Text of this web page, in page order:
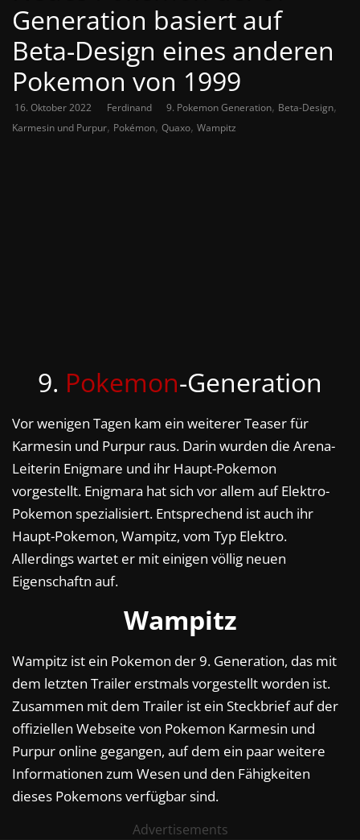
Generation basiert auf
Beta-Design eines anderen
Pokemon von 1999
16. Oktober 2022 Ferdinand 9. Pokemon Generation, Beta-Design,
Karmesin und Purpur, Pokémon, Quaxo, Wampitz
9. Pokemon-Generation
Vor wenigen Tagen kam ein weiterer Teaser für
Karmesin und Purpur raus. Darin wurden die Arena-
Leiterin Enigmare und ihr Haupt-Pokemon
vorgestellt. Enigmara hat sich vor allem auf Elektro-
Pokemon spezialisiert. Entsprechend ist auch ihr
Haupt-Pokemon, Wampitz, vom Typ Elektro.
Allerdings wartet er mit einigen völlig neuen
Eigenschaftn auf.
Wampitz
Wampitz ist ein Pokemon der 9. Generation, das mit
dem letzten Trailer erstmals vorgestellt worden ist.
Zusammen mit dem Trailer ist ein Steckbrief auf der
offiziellen Webseite von Pokemon Karmesin und
Purpur online gegangen, auf dem ein paar weitere
Informationen zum Wesen und den Fähigkeiten
dieses Pokemons verfügbar sind.
Advertisements